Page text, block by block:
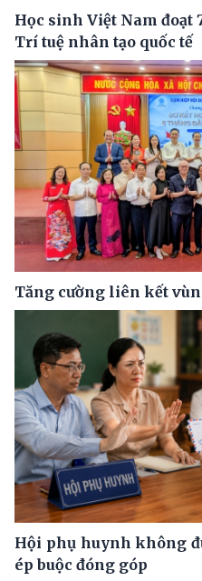
Học sinh Việt Nam đoạt
Trí tuệ nhân tạo quốc tế
Tăng cường liên kết
Hội phụ huynh không
ép buộc đóng góp